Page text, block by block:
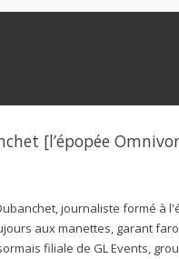
[l’épopée
journaliste formé à
aux manettes, garant
filiale de GL Events,